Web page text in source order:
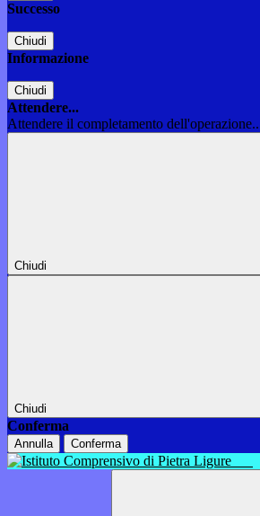
Successo
Chiudi
Informazione
Chiudi
Attendere...
Attendere il completamento
Chiudi
Chiudi
Conferma
Annulla Conferma